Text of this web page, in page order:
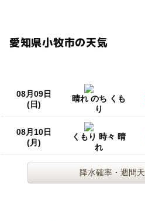
愛知県小牧市の天気
08月09日
(日)
晴れ のち くも
り
08月10日
(月)
くもり 時々 晴
れ
降水確率・週間